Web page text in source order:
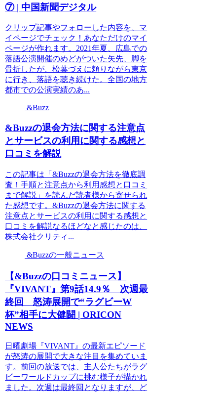
⑦ | 中国新聞デジタル
クリップ記事やフォローした内容を、マ
イページでチェック！あなただけのマイ
ページが作れます。2021年夏、広島での
落語公演開催のめどがついた矢先、脚を
骨折したが、松葉づえに頼りながら東京
に行き、落語を聴き続けた。全国の地方
都市での公演実績のあ...
&Buzz
&Buzzの退会方法に関する注意点
とサービスの利用に関する感想と
口コミを解説
この記事は「&Buzzの退会方法を徹底調
査！手順と注意点から利用感想と口コミ
まで解説」を読んだ読者様から寄せられ
た感想です。&Buzzの退会方法に関する
注意点とサービスの利用に関する感想と
口コミを解説なるほどなと感じたのは、
株式会社クリティ...
&Buzzの一般ニュース
【&Buzzの口コミニュース】
『VIVANT』第9話14.9％ 次週最
終回 怒涛展開で“ラグビーW
杯”相手に大健闘 | ORICON
NEWS
日曜劇場『VIVANT』の最新エピソード
が怒涛の展開で大きな注目を集めていま
す。前回の放送では、主人公たちがラグ
ビーワールドカップに挑む様子が描かれ
ました。次週は最終回となりますが、ど